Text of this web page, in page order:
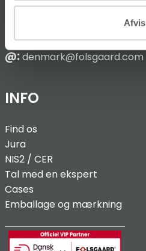
Afvis
DK-8680 RY
T:+45 4320 8600
@:denmark@folsgaard.com
INFO
Find os
Jura
NIS2 / CER
Tal med en ekspert
Cases
Emballage og mærkning